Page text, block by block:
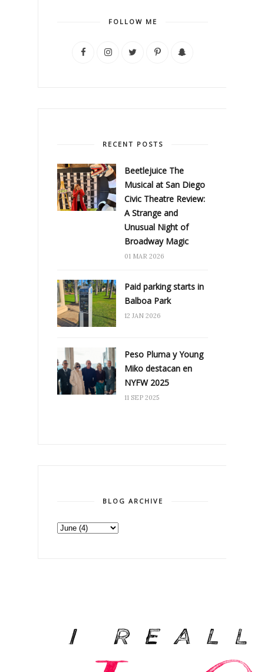
FOLLOW ME
RECENT POSTS
Beetlejuice The
Musical at San Diego
Civic Theatre Review:
A Strange and
Unusual Night of
Broadway Magic
01 MAR 2026
Paid parking starts in
Balboa Park
12 JAN 2026
Peso Pluma y Young
Miko destacan en
NYFW 2025
11 SEP 2025
BLOG ARCHIVE